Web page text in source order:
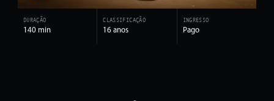
DURAÇÃO
140 min
CLASSIFICAÇÃO
16 anos
INGRESSO
Pago